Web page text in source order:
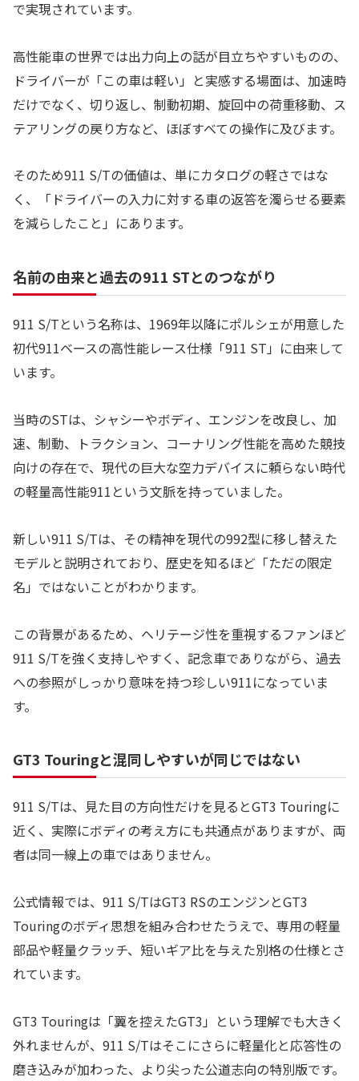
で実現されています。
高性能車の世界では出力向上の話が目立ちやすいものの、
ドライバーが「この車は軽い」と実感する場面は、加速時
だけでなく、切り返し、制動初期、旋回中の荷重移動、ス
テアリングの戻り方など、ほぼすべての操作に及びます。
そのため911 S/Tの価値は、単にカタログの軽さではな
く、「ドライバーの入力に対する車の返答を濁らせる要素
を減らしたこと」にあります。
名前の由来と過去の911 STとのつながり
911 S/Tという名称は、1969年以降にポルシェが用意した
初代911ベースの高性能レース仕様「911 ST」に由来して
います。
当時のSTは、シャシーやボディ、エンジンを改良し、加
速、制動、トラクション、コーナリング性能を高めた競技
向けの存在で、現代の巨大な空力デバイスに頼らない時代
の軽量高性能911という文脈を持っていました。
新しい911 S/Tは、その精神を現代の992型に移し替えた
モデルと説明されており、歴史を知るほど「ただの限定
名」ではないことがわかります。
この背景があるため、ヘリテージ性を重視するファンほど
911 S/Tを強く支持しやすく、記念車でありながら、過去
への参照がしっかり意味を持つ珍しい911になっていま
す。
GT3 Touringと混同しやすいが同じではない
911 S/Tは、見た目の方向性だけを見るとGT3 Touringに
近く、実際にボディの考え方にも共通点がありますが、両
者は同一線上の車ではありません。
公式情報では、911 S/TはGT3 RSのエンジンとGT3
Touringのボディ思想を組み合わせたうえで、専用の軽量
部品や軽量クラッチ、短いギア比を与えた別格の仕様とさ
れています。
GT3 Touringは「翼を控えたGT3」という理解でも大きく
外れませんが、911 S/Tはそこにさらに軽量化と応答性の
磨き込みが加わった、より尖った公道志向の特別版です。